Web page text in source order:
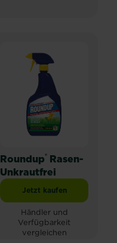
Roundup® Rasen-
Unkrautfrei
Jetzt kaufenRoundup® Rasen-
Händler und
Verfügbarkeit
vergleichen